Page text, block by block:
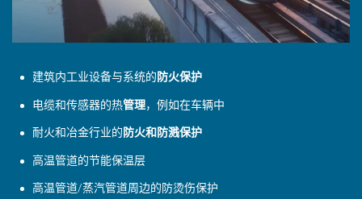
建筑内工业设备与系统的防火保护
电缆和传感器的热管理，例如在车辆中
耐火和冶金行业的防火和防溅保护
高温管道的节能保温层
高温管道/蒸汽管道周边的防烫伤保护